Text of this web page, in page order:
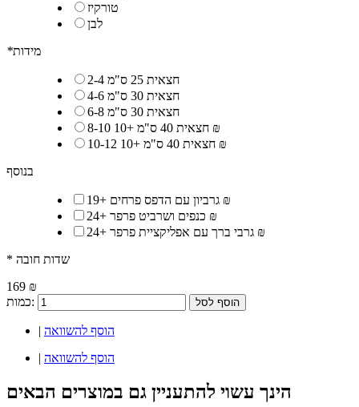
טורקיז
לבן
*מידות
2-4 חצאית 25 ס"מ
4-6 חצאית 30 ס"מ
6-8 חצאית 30 ס"מ
8-10 חצאית 40 ס"מ
+
10 ₪
10-12 חצאית 40 ס"מ
+
10 ₪
בנוסף
גרביון עם הדפס פרחים +
19 ₪
כנפים ושרביט פרפר +
24 ₪
גרבי ברך עם אפליקציית פרפר +
24 ₪
* שדות חובה
169 ₪
כמות:
הוסף לסל
| הוסף להשוואה
| הוסף להשוואה
הינך עשוי להתעניין גם במוצרים הבאים